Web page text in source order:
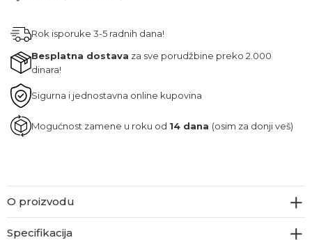
Rok isporuke 3-5 radnih dana!
Besplatna dostava za sve porudžbine preko 2.000
dinara!
Sigurna i jednostavna online kupovina
Mogućnost zamene u roku od 14 dana (osim za donji veš)
O proizvodu
Specifikacija